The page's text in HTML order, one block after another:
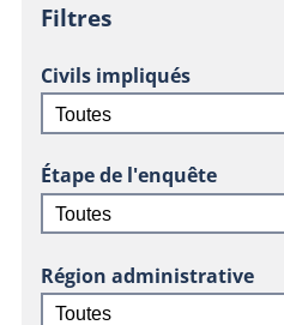
Filtres
Civils impliqués
Étape de l'enquête
Région administrative